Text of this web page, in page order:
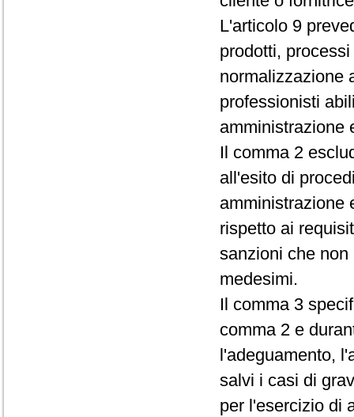
L'articolo 9
prodotti,
normalizzazione
professionisti
amministrazione
Il comma 2
all'esito di
amministrazione
rispetto ai
sanzioni che
medesimi.
Il comma 3
comma 2 e
l'adeguamento,
salvi i casi di
per l'esercizio di